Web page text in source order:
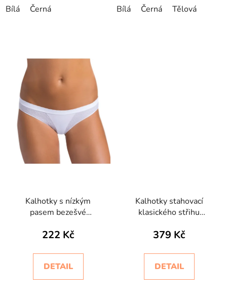
Bílá Černá Bílá Černá Tělová
Kalhotky s nízkým
pasem bezešvé
Intimidea
222 Kč
DETAIL
Kalhotky stahovací
klasického střihu
Intimidea
379 Kč
DETAIL